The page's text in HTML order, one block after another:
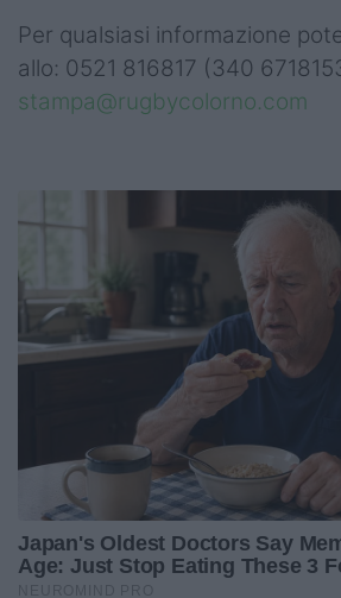
Per qualsiasi informazione
allo: 0521 816817 (340
stampa@rugbycolorno.com